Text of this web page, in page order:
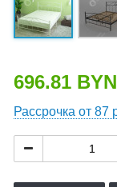
696.81 BYN
Рассрочка от 87